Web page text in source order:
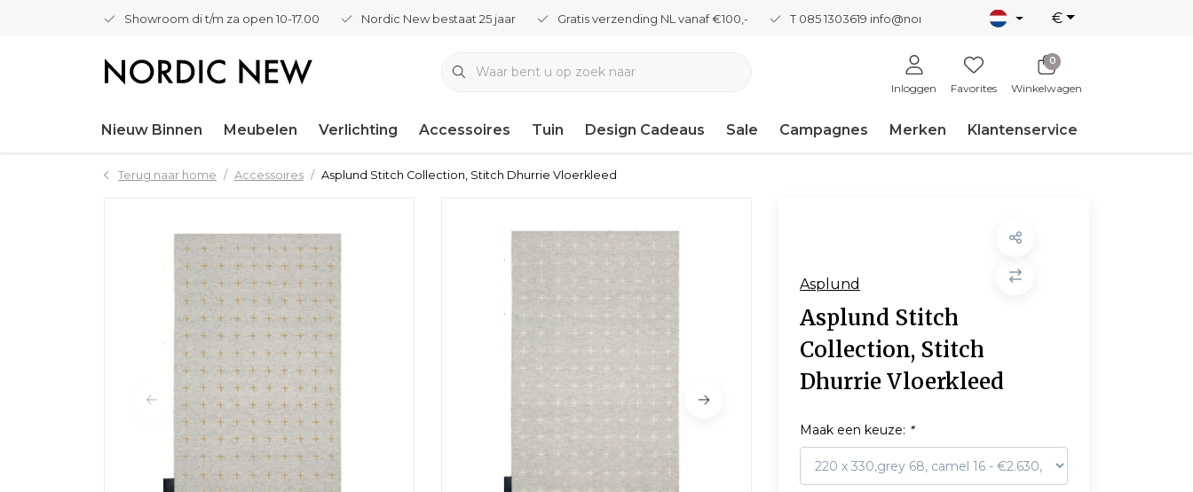
Showroom di t/m za open 10-17.00 Nordic New bestaat 25 jaar Gratis verzending NL vanaf €100,- T 085 1303619 info@nordicnew.nl €
Inloggen Favorites
0
Winkelwagen
Nieuw Binnen Meubelen Verlichting Accessoires Tuin Design Cadeaus Sale Campagnes Merken Klantenservice
Terug naar home Accessoires Asplund Stitch Collection, Stitch Dhurrie Vloerkleed
Asplund
Asplund Stitch
Collection, Stitch
Dhurrie Vloerkleed
Maak een keuze: *